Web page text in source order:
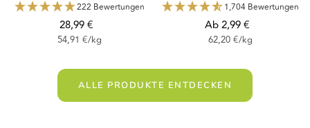
222 Bewertungen
Angebotspreis
28,99 €
54,91 €/kg
1,704 Bewertungen
Angebotspreis
Ab 2,99 €
62,20 €/kg
ALLE PRODUKTE ENTDECKEN